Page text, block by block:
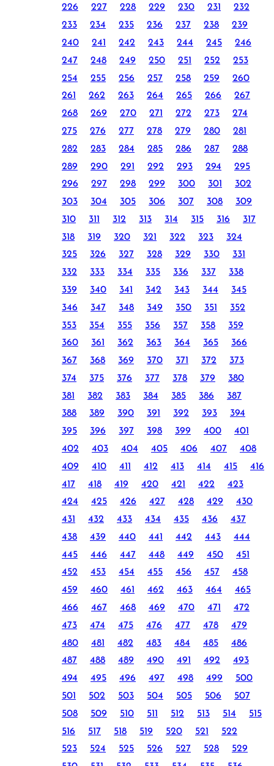
226
227 228 229 230 231
232
233
234 235 236 237 238
239
240
241 242 243 244 245
246
247
248 249 250 251 252
253
254
255 256 257 258 259
260
261
262 263 264 265 266
267
268
269 270 271 272 273
274
275
276 277 278 279 280
281
282
283 284 285 286 287
288
289
290 291 292 293 294
295
296
297 298 299 300 301
302
303
304 305 306 307 308
309
310
311 312 313 314 315 316
317
318
319 320 321 322 323
324
325
326 327 328 329 330
331
332
333 334 335 336 337
338
339
340 341 342 343 344
345
346
347 348 349 350 351
352
353
354 355 356 357 358
359
360
361 362 363 364 365
366
367
368 369 370 371 372
373
374
375 376 377 378 379
380
381
382 383 384 385 386
387
388
389 390 391 392 393
394
395
396 397 398 399 400
401
402
403 404 405 406 407
408
409
410 411 412 413 414 415
416
417
418 419 420 421 422
423
424
425 426 427 428 429
430
431
432 433 434 435 436
437
438
439 440 441 442 443
444
445
446 447 448 449 450
451
452
453 454 455 456 457
458
459
460 461 462 463 464
465
466
467 468 469 470 471
472
473
474 475 476 477 478
479
480
481 482 483 484 485
486
487
488 489 490 491 492
493
494
495 496 497 498 499
500
501
502 503 504 505 506
507
508
509 510 511 512 513 514
515
516
517 518 519 520 521
522
523
524 525 526 527 528
529